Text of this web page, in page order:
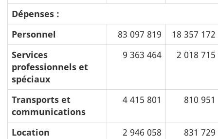
Dépenses :
Personnel
83 097 819
18 357 172
Services
professionnels et
spéciaux
9 363 464 2 018 715
Transports et
communications
4 415 801 810 951
Location 2 946 058
831 729